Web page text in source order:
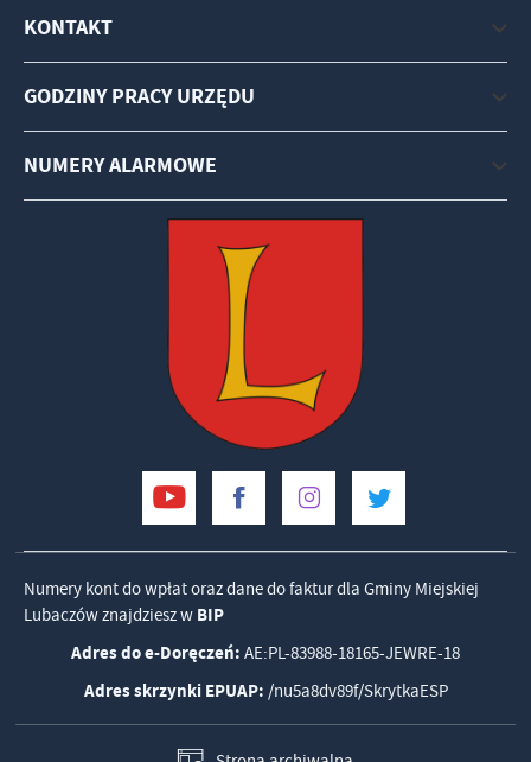
KONTAKT
GODZINY PRACY URZĘDU
NUMERY ALARMOWE
Numery kont do wpłat oraz dane do faktur dla Gminy Miejskiej
Lubaczów znajdziesz w BIP
Adres do e-Doręczeń: AE:PL-83988-18165-JEWRE-18
Adres skrzynki EPUAP: /nu5a8dv89f/SkrytkaESP